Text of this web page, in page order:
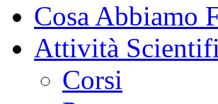
Cosa Abbiamo
Attività
Corsi